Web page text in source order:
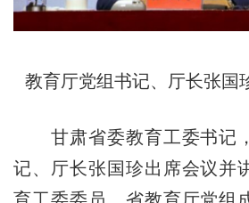
教育厅党组书记、厅长张国
甘肃省委教育工委书记
记、厅长张国珍出席会议并